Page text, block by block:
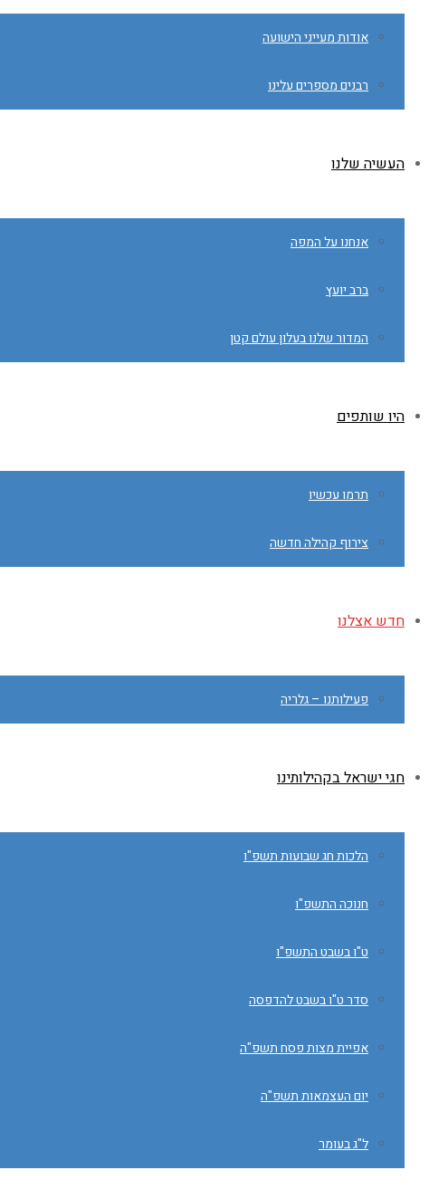
אודות מעייני הישועה
רבנים מספרים עלינו
העשיה שלנו
אנחנו על המפה
ברב יועץ
המדור שלנו בעלון עולם קטן
היו שותפים
תרמו עכשיו
צירוף קהילה חדשה
חדש אצלנו
פעילותנו – גלריה
חגי ישראל בקהילותינו
הלכות חג שבועות תשפ"ו
חנוכה התשפ"ו
ט"ו בשבט התשפ"ו
סדר ט"ו בשבט להדפסה
אפיית מצות פסח תשפ"ה
יום העצמאות תשפ"ה
ל"ג בעומר